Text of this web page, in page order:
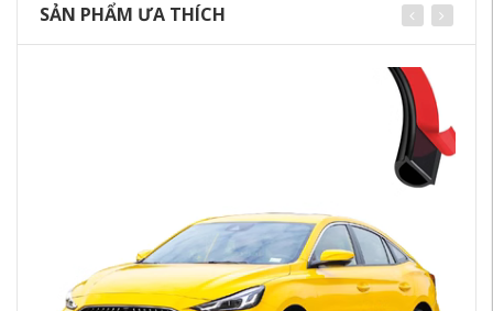
SẢN PHẨM ƯA THÍCH